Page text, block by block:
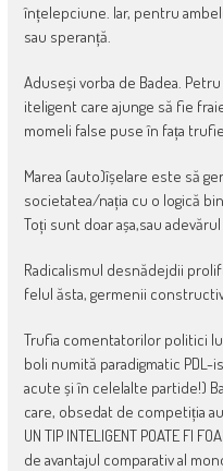
înțelepciune. Iar, pentru
sau speranță.
Aduseși vorba de Badea.
iteligent care ajunge să fie
momeli false puse în fața
Marea (auto)îșelare este să
societatea/nația cu o logică
Toți sunt doar așa,sau
Radicalismul desnădejdii
felul ăsta, germenii
Trufia comentatorilor politici
boli numită paradigmatic
acute și în celelalte partide!)
care, obsedat de competiția
UN TIP INTELIGENT POATE FI
de avantajul comparativ al